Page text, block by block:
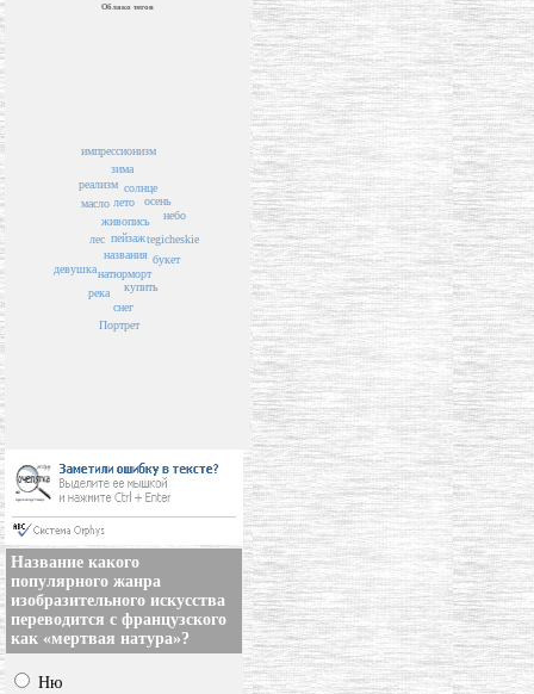
Облако тегов
пейзаж
названия
живопись
лето
натюрморт
купить
солнце
лес
зима
осень
букет
масло
река
снег
tegicheskie
реализм
небо
импрессионизм
Портрет
девушка
Название какого
популярного жанра
изобразительного искусства
переводится с французского
как «мертвая натура»?
Ню